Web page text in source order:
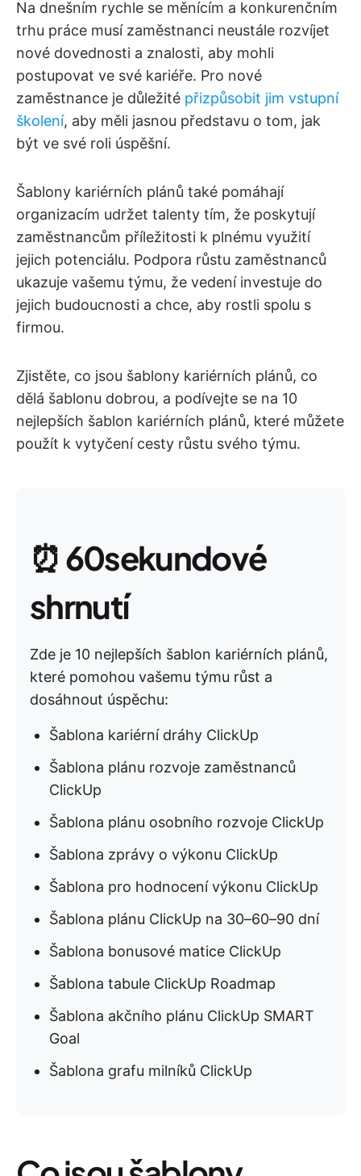
Na dnešním rychle se měnícím a konkurenčním
trhu práce musí zaměstnanci neustále rozvíjet
nové dovednosti a znalosti, aby mohli
postupovat ve své kariéře. Pro nové
zaměstnance je důležité přizpůsobit jim vstupní
školení, aby měli jasnou představu o tom, jak
být ve své roli úspěšní.
Šablony kariérních plánů také pomáhají
organizacím udržet talenty tím, že poskytují
zaměstnancům příležitosti k plnému využití
jejich potenciálu. Podpora růstu zaměstnanců
ukazuje vašemu týmu, že vedení investuje do
jejich budoucnosti a chce, aby rostli spolu s
firmou.
Zjistěte, co jsou šablony kariérních plánů, co
dělá šablonu dobrou, a podívejte se na 10
nejlepších šablon kariérních plánů, které můžete
použít k vytyčení cesty růstu svého týmu.
⏰60sekundové
shrnutí
Zde je 10 nejlepších šablon kariérních plánů,
které pomohou vašemu týmu růst a
dosáhnout úspěchu:
Šablona kariérní dráhy ClickUp
Šablona plánu rozvoje zaměstnanců
ClickUp
Šablona plánu osobního rozvoje ClickUp
Šablona zprávy o výkonu ClickUp
Šablona pro hodnocení výkonu ClickUp
Šablona plánu ClickUp na 30–60–90 dní
Šablona bonusové matice ClickUp
Šablona tabule ClickUp Roadmap
Šablona akčního plánu ClickUp SMART
Goal
Šablona grafu milníků ClickUp